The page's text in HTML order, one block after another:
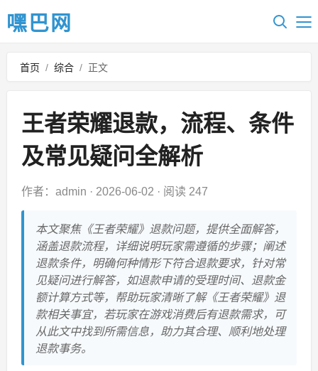
嘿巴网
首页 / 综合 / 正文
王者荣耀退款，流程、条件
及常见疑问全解析
作者：admin · 2026-06-02 · 阅读 247
本文聚焦《王者荣耀》退款问题，提供全面解答，
涵盖退款流程，详细说明玩家需遵循的步骤；阐述
退款条件，明确何种情形下符合退款要求，针对常
见疑问进行解答，如退款申请的受理时间、退款金
额计算方式等，帮助玩家清晰了解《王者荣耀》退
款相关事宜，若玩家在游戏消费后有退款需求，可
从此文中找到所需信息，助力其合理、顺利地处理
退款事务。